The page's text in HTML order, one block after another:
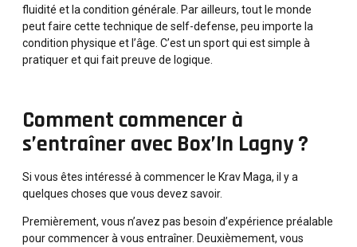
fluidité et la condition générale. Par ailleurs, tout le monde
peut faire cette technique de self-defense, peu importe la
condition physique et l’âge. C’est un sport qui est simple à
pratiquer et qui fait preuve de logique.
Comment commencer à
s’entraîner avec Box’In Lagny ?
Si vous êtes intéressé à commencer le Krav Maga, il y a
quelques choses que vous devez savoir.
Premièrement, vous n’avez pas besoin d’expérience préalable
pour commencer à vous entraîner. Deuxièmement, vous